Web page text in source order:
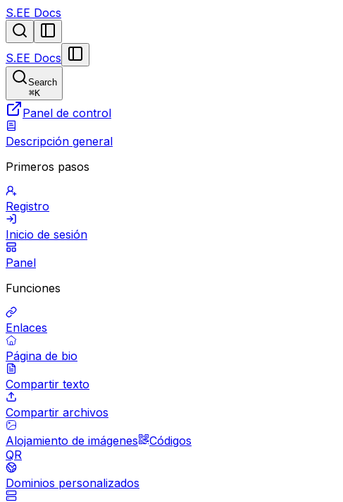
S.EE Docs
S.EE Docs
Search
⌘K
Panel de control
Descripción general
Primeros pasos
Registro
Inicio de sesión
Panel
Funciones
Enlaces
Página de bio
Compartir texto
Compartir archivos
Alojamiento de imágenes
Códigos
QR
Dominios personalizados